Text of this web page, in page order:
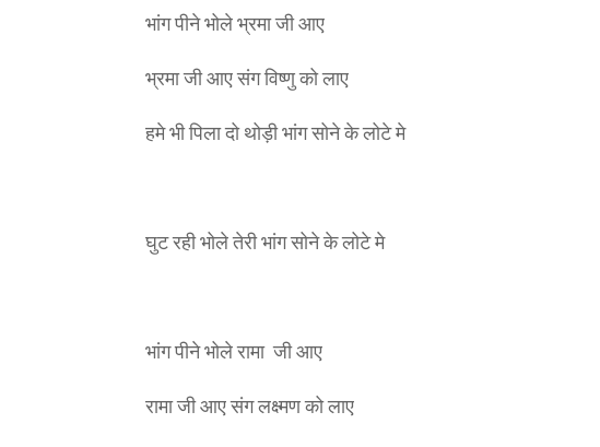
भांग पीने भोले भ्रमा जी आए
भ्रमा जी आए संग विष्णु को लाए
हमे भी पिला दो थोड़ी भांग सोने के लोटे मे
घुट रही भोले तेरी भांग सोने के लोटे मे
भांग पीने भोले रामा जी आए
रामा जी आए संग लक्ष्मण को लाए